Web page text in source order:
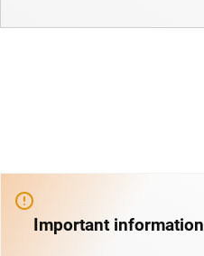
Important information